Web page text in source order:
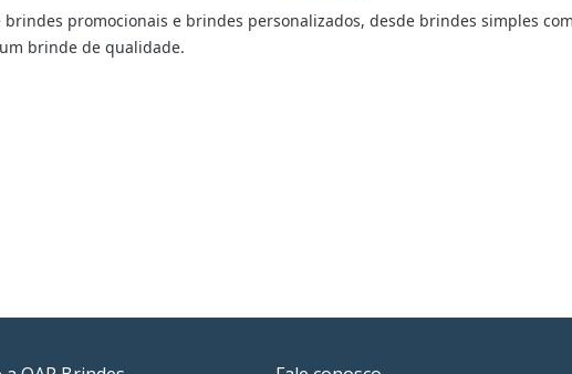
brindes promocionais e brindes personalizados, desde brindes simples
brinde de qualidade.